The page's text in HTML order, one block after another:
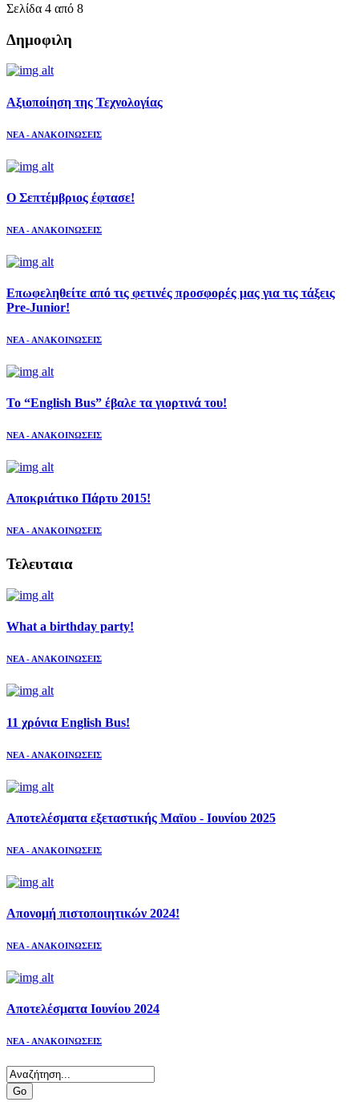
Σελίδα 4 από 8
Δημοφιλη
Aξιοποίηση της Τεχνολογίας
ΝΕΑ - ΑΝΑΚΟΙΝΩΣΕΙΣ
Ο Σεπτέμβριος έφτασε!
ΝΕΑ - ΑΝΑΚΟΙΝΩΣΕΙΣ
Επωφεληθείτε από τις φετινές προσφορές μας για τις τάξεις
Pre-Junior!
ΝΕΑ - ΑΝΑΚΟΙΝΩΣΕΙΣ
Το “English Bus” έβαλε τα γιορτινά του!
ΝΕΑ - ΑΝΑΚΟΙΝΩΣΕΙΣ
Αποκριάτικο Πάρτυ 2015!
ΝΕΑ - ΑΝΑΚΟΙΝΩΣΕΙΣ
Τελευταια
What a birthday party!
ΝΕΑ - ΑΝΑΚΟΙΝΩΣΕΙΣ
11 χρόνια English Bus!
ΝΕΑ - ΑΝΑΚΟΙΝΩΣΕΙΣ
Αποτελέσματα εξεταστικής Μαϊου - Ιουνίου 2025
ΝΕΑ - ΑΝΑΚΟΙΝΩΣΕΙΣ
Απονομή πιστοποιητικών 2024!
ΝΕΑ - ΑΝΑΚΟΙΝΩΣΕΙΣ
Αποτελέσματα Ιουνίου 2024
ΝΕΑ - ΑΝΑΚΟΙΝΩΣΕΙΣ
Go